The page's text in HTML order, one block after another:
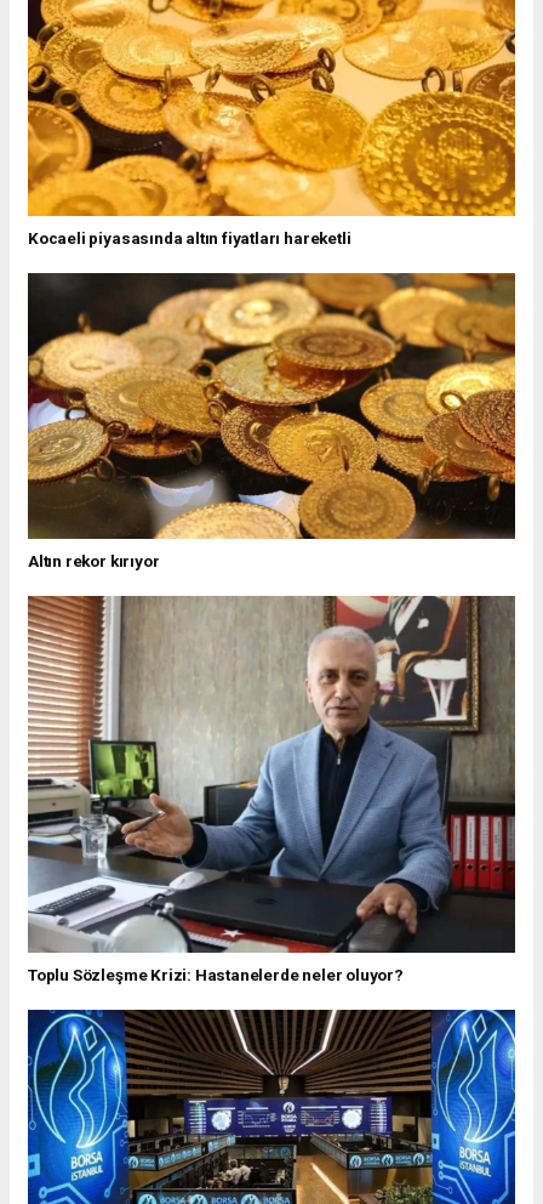
Kocaeli piyasasında altın fiyatları hareketli
Altın rekor kırıyor
Toplu Sözleşme Krizi: Hastanelerde neler oluyor?